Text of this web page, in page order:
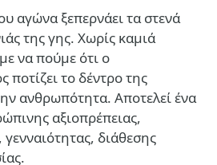
αγώνα ξεπερνάει τα στενά
της γης. Χωρίς καμιά
να πούμε ότι ο
ποτίζει το δέντρο της
ανθρωπότητα. Αποτελεί ένα
αξιοπρέπειας,
διάθεσης